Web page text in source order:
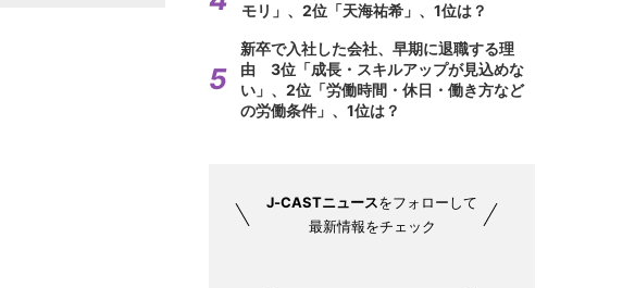
モリ」、2位「天海祐希」、1位は？
新卒で入社した会社、早期に退職する理
由 3位「成長・スキルアップが見込めな
い」、2位「労働時間・休日・働き方など
の労働条件」、1位は？
J-CASTニュースをフォローして
最新情報をチェック